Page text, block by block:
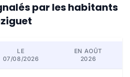
par les habitants
LE
07/08/2026
EN AOÛT
2026